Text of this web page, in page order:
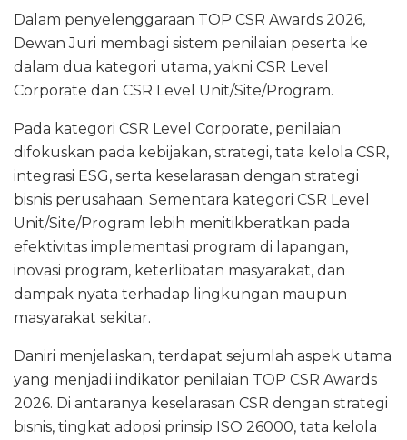
Dalam penyelenggaraan TOP CSR Awards 2026,
Dewan Juri membagi sistem penilaian peserta ke
dalam dua kategori utama, yakni CSR Level
Corporate dan CSR Level Unit/Site/Program.
Pada kategori CSR Level Corporate, penilaian
difokuskan pada kebijakan, strategi, tata kelola CSR,
integrasi ESG, serta keselarasan dengan strategi
bisnis perusahaan. Sementara kategori CSR Level
Unit/Site/Program lebih menitikberatkan pada
efektivitas implementasi program di lapangan,
inovasi program, keterlibatan masyarakat, dan
dampak nyata terhadap lingkungan maupun
masyarakat sekitar.
Daniri menjelaskan, terdapat sejumlah aspek utama
yang menjadi indikator penilaian TOP CSR Awards
2026. Di antaranya keselarasan CSR dengan strategi
bisnis, tingkat adopsi prinsip ISO 26000, tata kelola